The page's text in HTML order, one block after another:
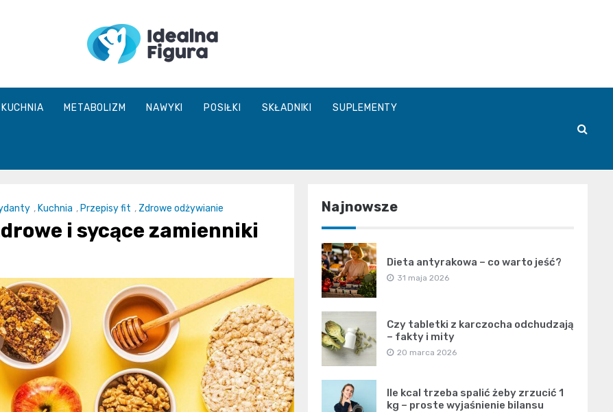
IdealnaFigura.pl
KUCHNIA METABOLIZM NAWYKI POSIŁKI SKŁADNIKI SUPLEMENTY
, Kuchnia , Przepisy fit , Zdrowe odżywianie
i sycące zamienniki
Najnowsze
Dieta antyrakowa – co warto jeść?
31 maja 2026
Czy tabletki z karczocha odchudzają
– fakty i mity
20 marca 2026
Ile kcal trzeba spalić żeby zrzucić 1
kg – proste wyjaśnienie bilansu